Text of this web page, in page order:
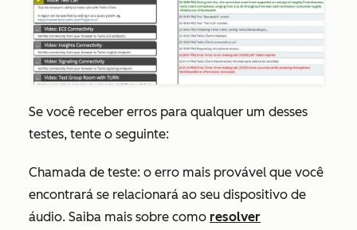
Se você receber erros para qualquer um desses
testes, tente o seguinte:
Chamada de teste: o erro mais provável que você
encontrará se relacionará ao seu dispositivo de
áudio. Saiba mais sobre como resolver